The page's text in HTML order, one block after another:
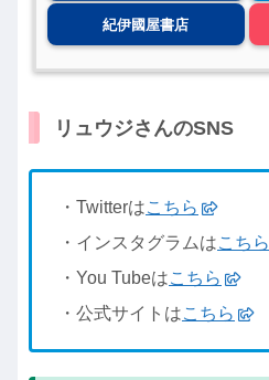
紀伊國屋書店
リュウジさんのSNS
・Twitterはこちら
・インスタグラムはこちら
・You Tubeはこちら
・公式サイトはこちら